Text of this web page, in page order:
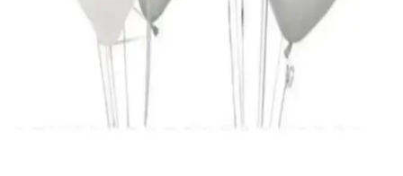
ASİMEL TASARIM'ın şık tasarımı ile genel markaların pratik
çözümleri arasındaki farkları keşfedin.
Kırmızı Gelin Yelpazesi: Estetik ve Kullanışlı
Tasarım ile Özel Günleriniz İçin İdeal Aksesuar
Kırmızı Gelin Yelpazesi, özel kutlamalar için tasarlanmış, estetik